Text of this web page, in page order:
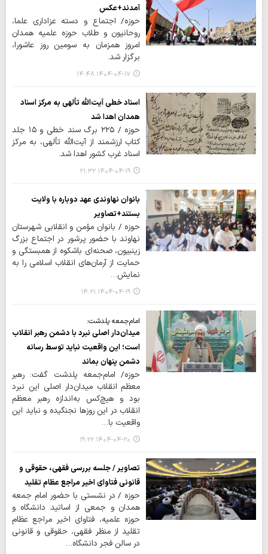
آمدند+عکس
حوزه/ اجتماع و دسته عزاداری علما،
روحانیون و طلاب حوزه علمیه همدان
امروز همزمان به سومین روز عاشورا،
برگزار شد.
۱۴۰۴-۰۴-۱۷ ۱۴:۴۸
اسناد خطی آیت‌الله تألهی به مرکز اسناد
همدان اهدا شد
حوزه / ۲۲۵ برگ سند خطی و ۱۵ جلد
کتاب ارزشمند از آیت‌الله تألهی، به مرکز
اسناد غرب کشور اهدا شد.
۱۴۰۴-۰۴-۱۹ ۲۱:۳۲
بانوان نهاوندی عهد دوباره با ولایت
بستند+تصاویر
حوزه / بانوان مؤمن و انقلابی شهرستان
نهاوند با حضور پرشور در اجتماع بزرگ
زینبیون، صحنه‌ای باشکوه از همبستگی و
حمایت از آرمان‌های انقلاب اسلامی را به
نمایش…
۱۴۰۴-۰۴-۱۹ ۱۴:۲۱
امام‌جمعه پلدشت:
میدان‌دار اصلی نبرد با دشمن رهبر انقلاب
است؛ این واقعیت نباید توسط رسانه
دشمن پنهان بماند
حوزه/ امام‌جمعه پلدشت گفت: رهبر
معظم انقلاب میدان‌دار اصلی این نبرد
بود و هیچ‌کس به‌اندازه رهبر معظم
انقلاب در این روزها نجنگیده و نباید این
واقعیت با…
۱۴۰۴-۰۴-۲۰ ۱۹:۲۲
تصاویر / جلسه بررسی فقهی، حقوقی و
قانونی فتاوای اخیر مراجع عظام تقلید
حوزه / در نشستی با حضور امام جمعه
همدان و جمعی از اساتید دانشگاه و
حوزه علمیه، فتاوای اخیر مراجع عظام
تقلید از منظر فقهی، حقوقی و قانونی
در سالن فجر دانشگاه…